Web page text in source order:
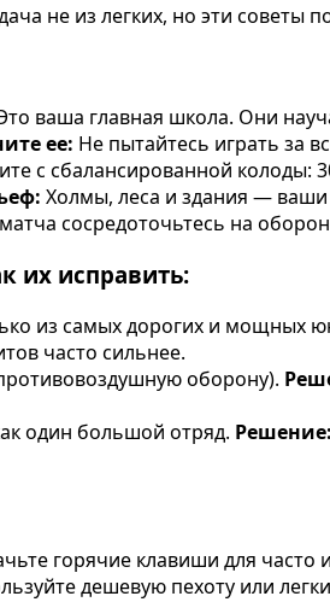
не из легких, но эти советы
ваша главная школа. Они
ее: Не пытайтесь играть за
с сбалансированной колоды:
Холмы, леса и здания — ваши
сосредоточьтесь на
их исправить:
из самых дорогих и мощных
часто сильнее.
оборону).
один большой отряд. Решение:
горячие клавиши для часто
дешевую пехоту или